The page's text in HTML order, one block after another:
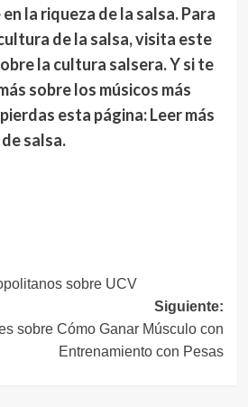
la riqueza de la salsa. Para
de la salsa, visita este
la cultura salsera. Y si te
sobre los músicos más
esta página: Leer más
salsa.
sobre UCV
Siguiente:
sobre Cómo Ganar Músculo con
Entrenamiento con Pesas